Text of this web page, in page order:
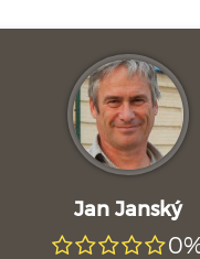
Jan Janský